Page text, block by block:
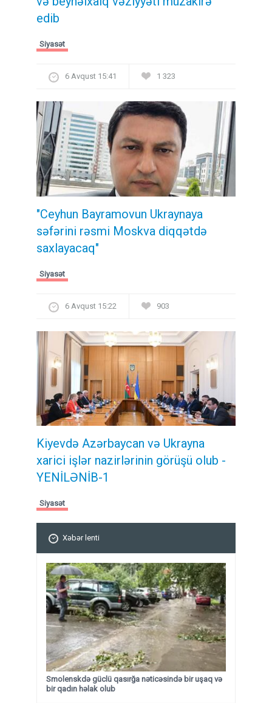
edib
Siyasət
6 Avqust 15:41 1 323
"Ceyhun Bayramovun Ukraynaya
səfərini rəsmi Moskva diqqətdə
saxlayacaq"
Siyasət
6 Avqust 15:22 903
Kiyevdə Azərbaycan və Ukrayna
xarici işlər nazirlərinin görüşü olub -
YENİLƏNİB-1
Siyasət
Xəbər lenti
Smolenskdə güclü qasırğa nəticəsində bir uşaq və
bir qadın həlak olub